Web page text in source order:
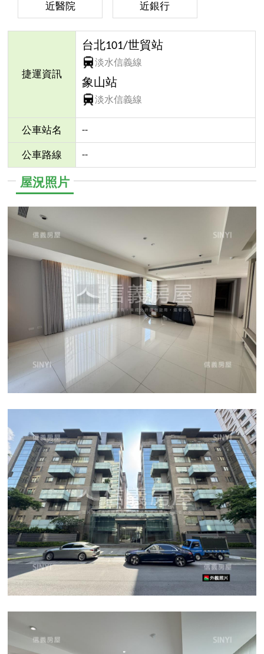
近醫院 近銀行
捷運資訊
台北101/世貿站
淡水信義線
象山站
淡水信義線
公車站名 --
公車路線 --
屋況照片